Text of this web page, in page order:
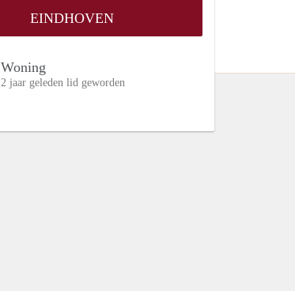
EINDHOVEN
Woning
2 jaar geleden lid geworden